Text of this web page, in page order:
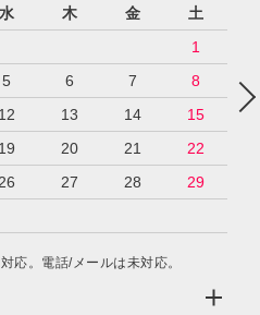
水 木 金
土
1
5 6 7
8
12 13 14
15
19 20 21
22
26 27 28
29
応。電話/メールは未対応。